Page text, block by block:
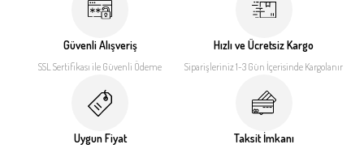
Güvenli Alışveriş
SSL Sertifikası ile Güvenli Ödeme
Hızlı ve Ücretsiz Kargo
Siparişleriniz 1-3 Gün İçerisinde Kargolanır
Uygun Fiyat Taksit İmkanı